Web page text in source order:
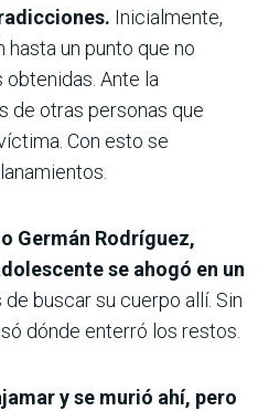
Inicialmente,
hasta un punto que no
Ante la
de otras personas que
Con esto se
Germán Rodríguez,
se ahogó en un
buscar su cuerpo allí. Sin
dónde enterró los restos.
y se murió ahí, pero